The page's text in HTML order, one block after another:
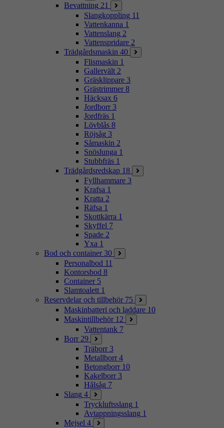
Bevattning 21
Slangkoppling 11
Vattenkanna 1
Vattenslang 2
Vattenspridare 2
Trädgårdsmaskin 40
Flismaskin 1
Gallervält 2
Gräsklippare 3
Grästrimmer 8
Häcksax 6
Jordborr 3
Jordfräs 1
Lövblås 8
Röjsåg 3
Såmaskin 2
Snöslunga 1
Stubbfräs 1
Trädgårdsredskap 18
Fyllhammare 3
Krafsa 1
Kratta 2
Räfsa 1
Skottkärra 1
Skyffel 7
Spade 2
Yxa 1
Bod och container 30
Personalbod 11
Kontorsbod 8
Container 5
Slamtoalett 1
Reservdelar och tillbehör 75
Maskinbatteri och laddare 10
Maskintillbehör 12
Vattentank 7
Borr 29
Träborr 3
Metallborr 4
Betongborr 10
Kakelborr 3
Hålsåg 7
Slang 4
Tryckluftsslang 1
Avtappningsslang 1
Mejsel 4